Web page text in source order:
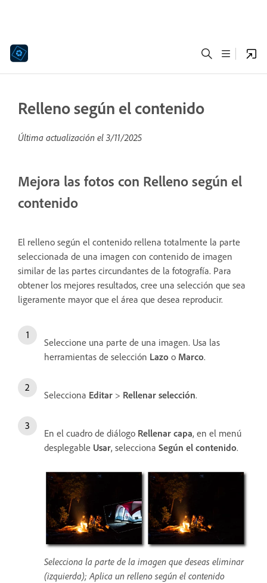
Relleno según el contenido
Última actualización el 3/11/2025
Mejora las fotos con Relleno según el
contenido
El relleno según el contenido rellena totalmente la parte
seleccionada de una imagen con contenido de imagen
similar de las partes circundantes de la fotografía. Para
obtener los mejores resultados, cree una selección que sea
ligeramente mayor que el área que desea reproducir.
Seleccione una parte de una imagen. Usa las
herramientas de selección Lazo o Marco.
Selecciona Editar > Rellenar selección.
En el cuadro de diálogo Rellenar capa, en el menú
desplegable Usar, selecciona Según el contenido.
Selecciona la parte de la imagen que deseas eliminar
(izquierda); Aplica un relleno según el contenido